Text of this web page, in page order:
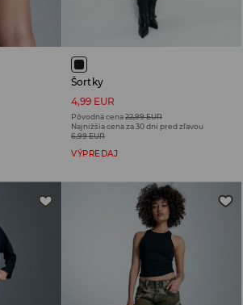
Šortky
4,99 EUR
Pôvodná cena22,99 EUR
Najnižšia cena za 30 dní pred zľavou
6,99 EUR
VÝPREDAJ